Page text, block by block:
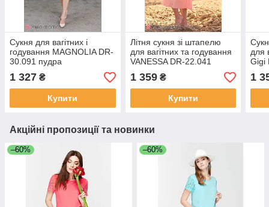
Сукня для вагітних і
годування MAGNOLIA DR-
30.091 пудра
1 327 ₴
Купити
Літня сукня зі штапелю
для вагітних та годування
VANESSA DR-22.041
рожева
1 359₴
Купити
для
Gigi
1
Акційні пропозиції та новинки
–60% –60%